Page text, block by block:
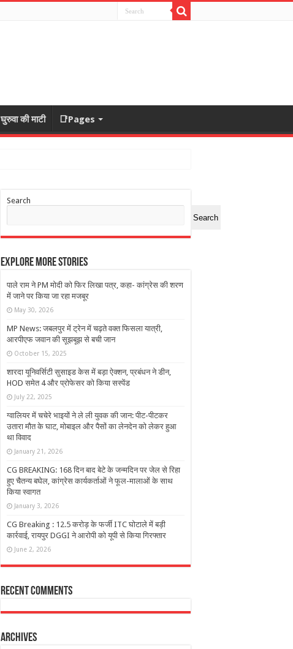
घुरुवा की माटी 📑Pages
Search
Search
Explore More Stories
पाले राम ने PM मोदी को फिर लिखा पत्र, कहा- कांग्रेस की शरण
में जाने पर किया जा रहा मजबूर
May 30, 2026
MP News: जबलपुर में ट्रेन में चढ़ते वक्त फिसला यात्री,
आरपीएफ जवान की सूझबूझ से बची जान
October 15, 2025
शारदा यूनिवर्सिटी सुसाइड केस में बड़ा ऐक्शन, प्रबंधन ने डीन,
HOD समेत 4 और प्रोफेसर को किया सस्पेंड
July 22, 2025
ग्वालियर में चचेरे भाइयों ने ले ली युवक की जान: पीट-पीटकर
उतारा मौत के घाट, मोबाइल और पैसों का लेनदेन को लेकर हुआ
था विवाद
January 21, 2026
CG BREAKING: 168 दिन बाद बेटे के जन्मदिन पर जेल से रिहा
हुए चैतन्य बघेल, कांग्रेस कार्यकर्ताओं ने फूल-मालाओं के साथ
किया स्वागत
January 3, 2026
CG Breaking : 12.5 करोड़ के फर्जी ITC घोटाले में बड़ी
कार्रवाई, रायपुर DGGI ने आरोपी को यूपी से किया गिरफ्तार
June 2, 2026
Recent Comments
Archives